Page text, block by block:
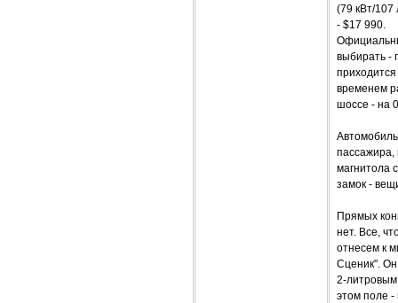
(79 кВт/107
- $17 990.
выбирать -
временем
шоссе - на
пассажира,
магнитола
замок -
Прямых
нет. Все,
отнесем к
Сценик".
2-литровым
этом поле -